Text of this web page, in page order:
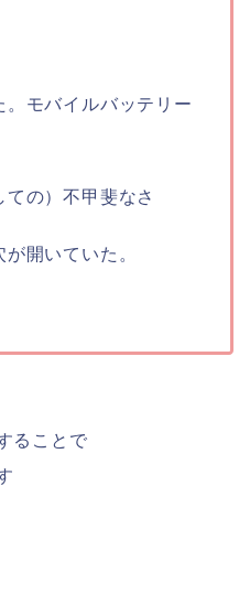
。モバイルバッテリー
の）不甲斐なさ
開いていた。
ることで